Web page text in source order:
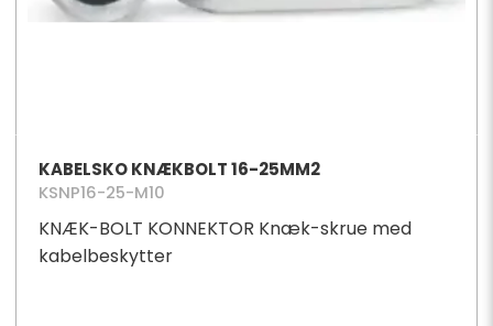
KABELSKO KNÆKBOLT 16-25MM2
KSNP16-25-M10
KNÆK-BOLT KONNEKTOR Knæk-skrue med
kabelbeskytter